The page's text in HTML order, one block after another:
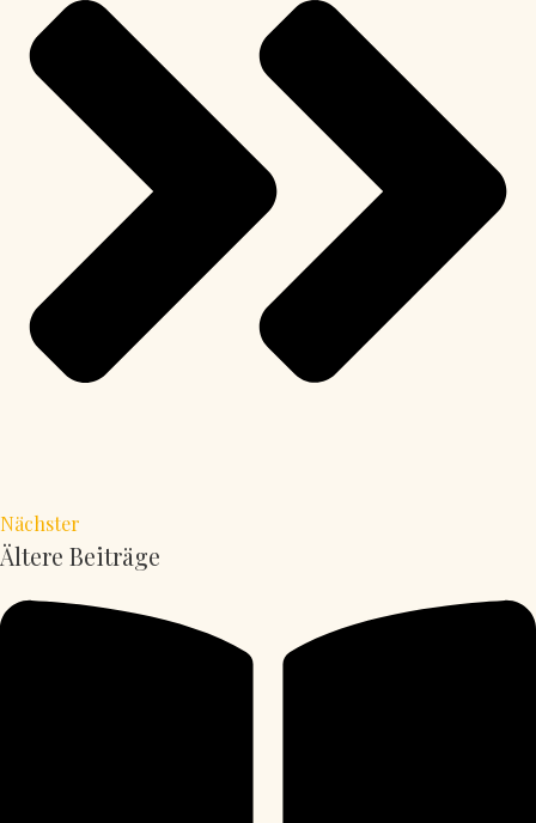
Nächster
Ältere Beiträge